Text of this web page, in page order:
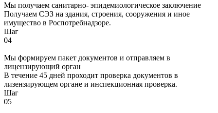
Мы получаем санитарно- эпидемиологическое заключение
Получаем СЭЗ на здания, строения, сооружения и иное
имущество в Роспотребнадзоре.
Шаг
04
Мы формируем пакет документов и отправляем в
лицензирующий орган
В течение 45 дней проходит проверка документов в
лизензирующем органе и инспекционная проверка.
Шаг
05